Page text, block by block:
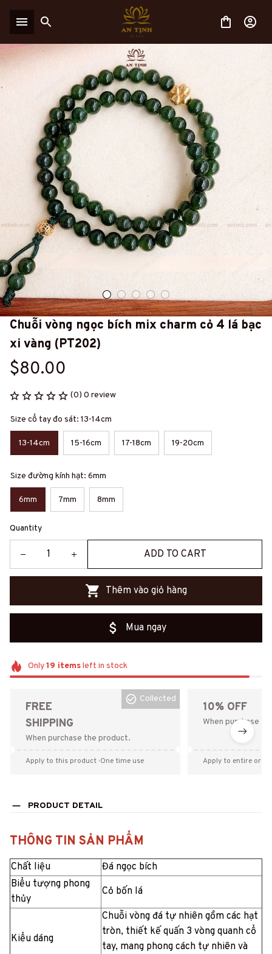
Chuỗi vòng ngọc bích mix charm cỏ 4 lá bạc
xi vàng (PT202)
$80.00
(0) 0 review
Size cổ tay đo sát: 13-14cm
13-14cm 15-16cm 17-18cm 19-20cm
Size đường kính hạt: 6mm
6mm 7mm 8mm
Quantity
ADD TO CART
Thêm vào giỏ hàng
Mua ngay
Only19 itemsleft in stock
FREE
SHIPPING
When purchase the product.
Collected
Apply to this product · One time use
10% OFF
When purchase
Apply to entire order
PRODUCT DETAIL
THÔNG TIN SẢN PHẨM
Chất liệu
Đá ngọc bích
Biểu tượng phong
thủy
Cỏ bốn lá
Kiểu dáng
Chuỗi vòng đá tự nhiên gồm các hạt
tròn, thiết kế quấn 3 vòng quanh cổ
tay, mang phong cách tự nhiên và